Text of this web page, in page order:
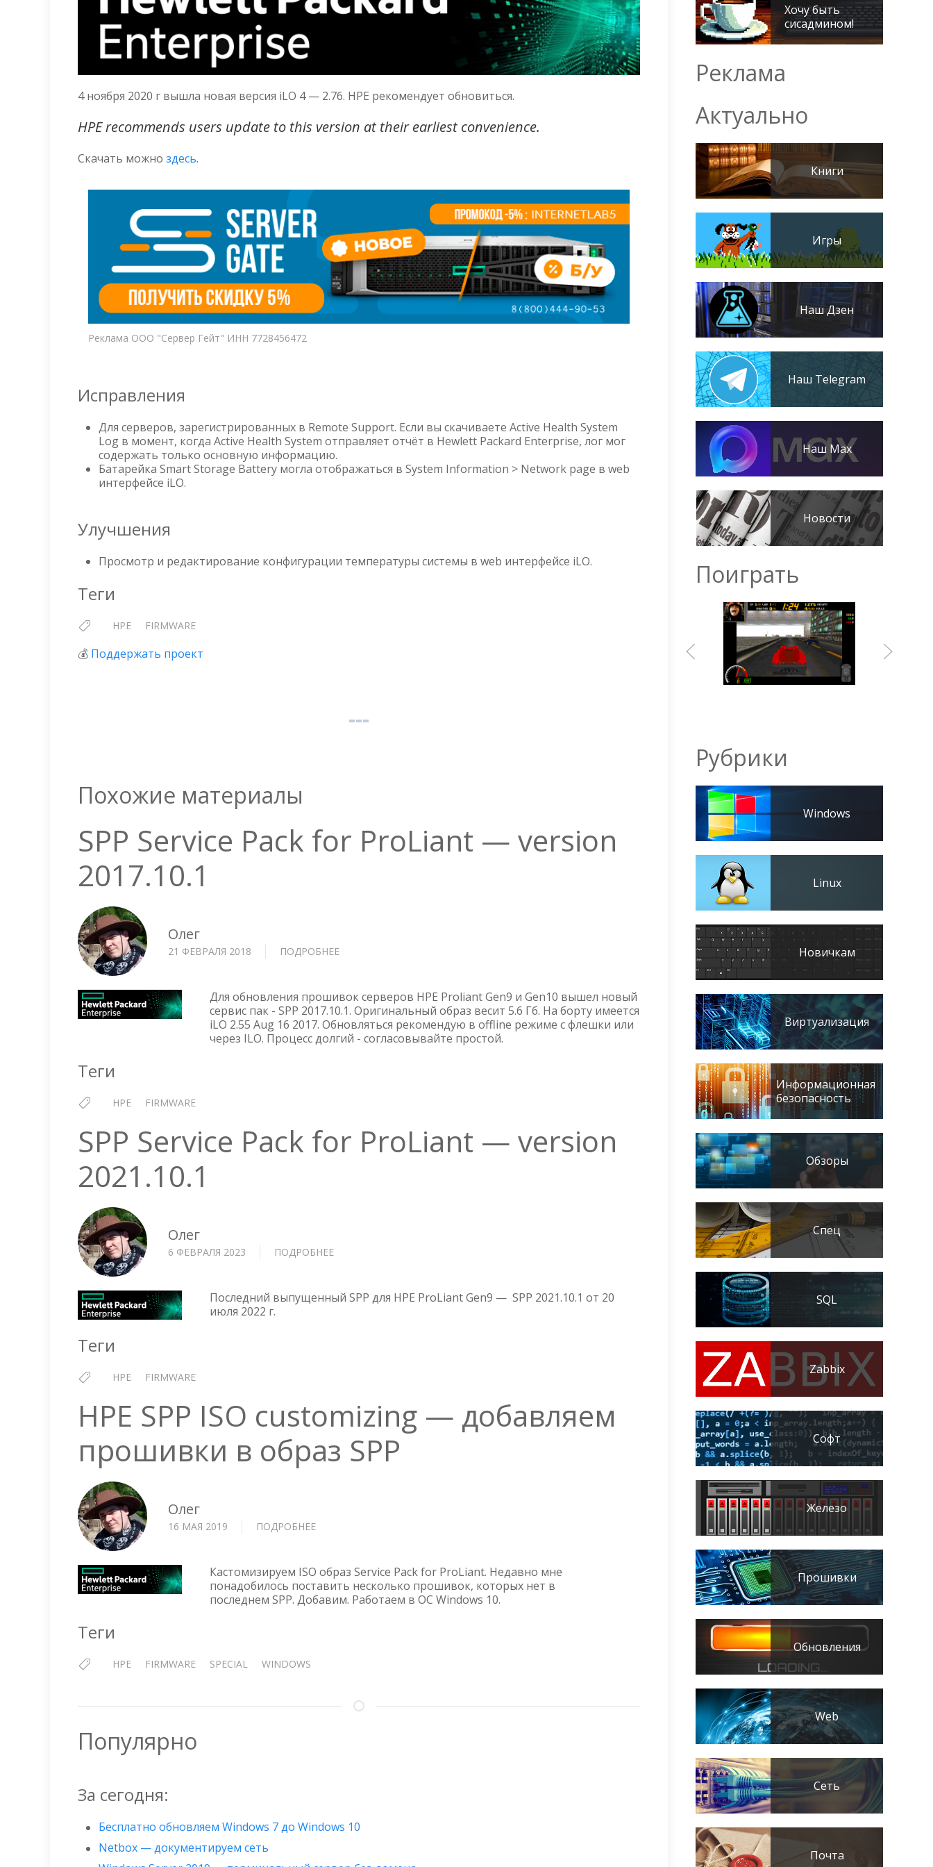
4 ноября 2020 г вышла новая версия iLO 4 — 2.76. HPE рекомендует обновиться.
HPE recommends users update to this version at their earliest convenience.
Скачать можно здесь.
Реклама ООО "Сервер Гейт" ИНН 7728456472
Исправления
Для серверов, зарегистрированных в Remote Support. Если вы скачиваете Active Health System
Log в момент, когда Active Health System отправляет отчёт в Hewlett Packard Enterprise, лог мог
содержать только основную информацию.
Батарейка Smart Storage Battery могла отображаться в System Information > Network page в web
интерфейсе iLO.
Улучшения
Просмотр и редактирование конфигурации температуры системы в web интерфейсе iLO.
Теги
HPE FIRMWARE
💰 Поддержать проект
Похожие материалы
SPP Service Pack for ProLiant — version
2017.10.1
Олег
21 ФЕВРАЛЯ 2018 ПОДРОБНЕЕ
PACK
FOR
PROLIANT
—
Для обновления прошивок серверов HPE Proliant Gen9 и Gen10 вышел новый
сервис пак - SPP 2017.10.1. Оригинальный образ весит 5.6 Гб. На борту имеется
iLO 2.55 Aug 16 2017. Обновляться рекомендую в offline режиме с флешки или
через ILO. Процесс долгий - согласовывайте простой.
Теги
HPE FIRMWARE
SPP Service Pack for ProLiant — version
2021.10.1
Олег
6 ФЕВРАЛЯ 2023 ПОДРОБНЕЕ
PACK
Последний выпущенный SPP для HPE ProLiant Gen9 — SPP 2021.10.1 от 20
июля 2022 г.
Теги
HPE FIRMWARE
HPE SPP ISO customizing — добавляем
прошивки в образ SPP
Олег
16 МАЯ 2019 ПОДРОБНЕЕ
ISO
CUSTOMIZING
—
Кастомизируем ISO образ Service Pack for ProLiant. Недавно мне
понадобилось поставить несколько прошивок, которых нет в
последнем SPP. Добавим. Работаем в ОС Windows 10.
Теги
HPE FIRMWARE SPECIAL WINDOWS
Популярно
За сегодня:
Бесплатно обновляем Windows 7 до Windows 10
Netbox — документируем сеть
Хочу быть
сисадмином!
Реклама
Актуально
Книги
Игры
Наш Дзен
Наш Telegram
Наш Max
Новости
Поиграть
Рубрики
Windows
Linux
Новичкам
Виртуализация
Информационная
безопасность
Обзоры
Спец
SQL
Zabbix
Софт
Железо
Прошивки
Обновления
Web
Сеть
Почта